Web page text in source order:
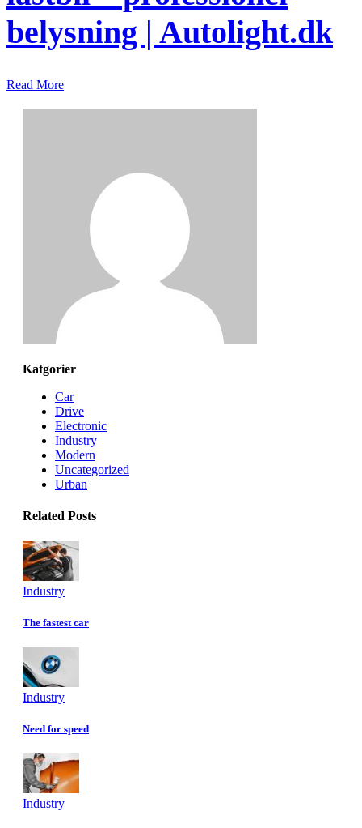
belysning | Autolight.dk
Read More
Katgorier
Car
Drive
Electronic
Industry
Modern
Uncategorized
Urban
Related Posts
Industry
The fastest car
Industry
Need for speed
Industry